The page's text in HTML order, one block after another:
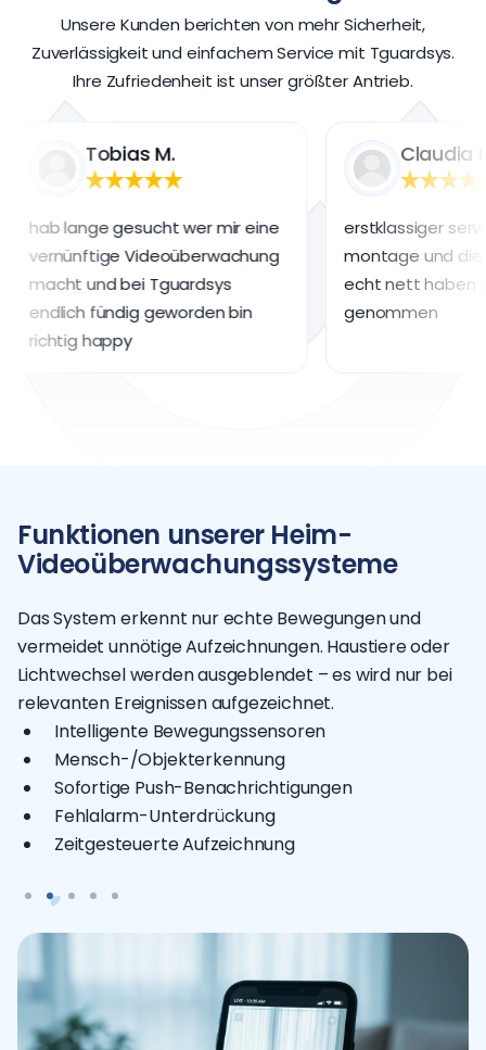
Unsere Kunden berichten von mehr Sicherheit,
Zuverlässigkeit und einfachem Service mit Tguardsys.
Ihre Zufriedenheit ist unser größter Antrieb.
gesucht wer mir eine
Videoüberwachung
bei Tguardsys
geworden bin
Claudia F.
erstklassiger service schnelle
montage und die jungs waren
echt nett haben sich auch
genommen
Funktionen unserer Heim-
Videoüberwachungssysteme
Das System erkennt nur echte Bewegungen und
vermeidet unnötige Aufzeichnungen. Haustiere oder
Lichtwechsel werden ausgeblendet – es wird nur bei
relevanten Ereignissen aufgezeichnet.
Intelligente Bewegungssensoren
Mensch-/Objekterkennung
Sofortige Push-Benachrichtigungen
Fehlalarm-Unterdrückung
Zeitgesteuerte Aufzeichnung